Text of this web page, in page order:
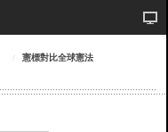
憲標對比全球憲法